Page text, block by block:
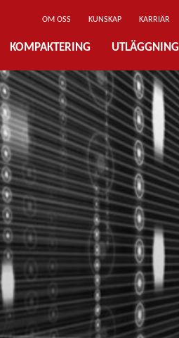
OM OSS KUNSKAP KARRIÄR
KOMPAKTERING UTLÄGGNING